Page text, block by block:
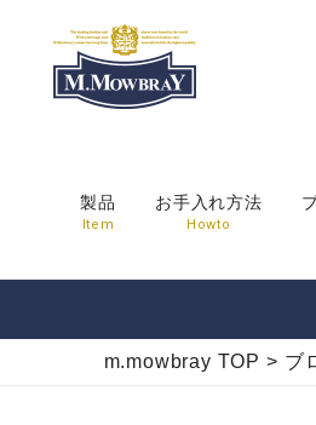
製品
Item
お手入れ方法
Howto
m.mowbray TOP > ブ